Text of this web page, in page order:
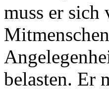
muss er sich
belasten. Er